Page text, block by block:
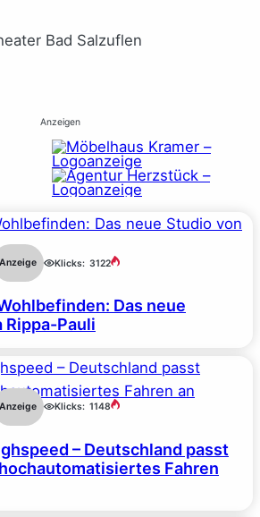
Bad Salzuflen
Anzeigen
Anzeige Klicks: 3122
Das neue
Rippa-Pauli
Anzeige Klicks: 1148
– Deutschland passt
Fahren